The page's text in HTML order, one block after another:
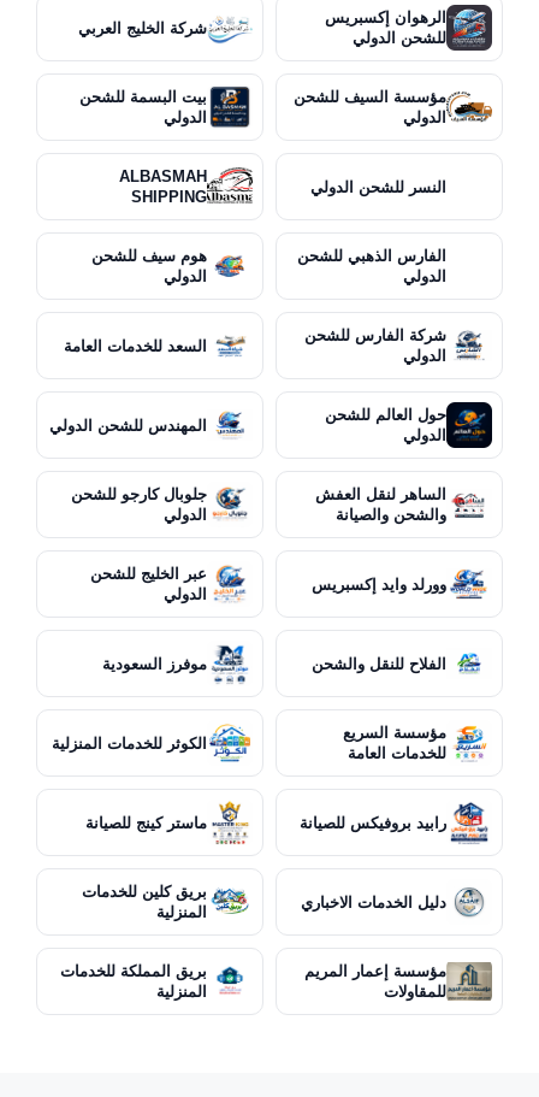
الرهوان إكسبريس
للشحن الدولي
شركة الخليج العربي
مؤسسة السيف للشحن
الدولي
بيت البسمة للشحن
الدولي
النسر للشحن الدولي
ALBASMAH
SHIPPING
الفارس الذهبي للشحن
الدولي
هوم سيف للشحن
الدولي
شركة الفارس للشحن
الدولي
السعد للخدمات العامة
حول العالم للشحن
الدولي
المهندس للشحن الدولي
الساهر لنقل العفش
والشحن والصيانة
جلوبال كارجو للشحن
الدولي
وورلد وايد إكسبريس
عبر الخليج للشحن
الدولي
الفلاح للنقل والشحن موفرز السعودية
مؤسسة السريع
للخدمات العامة
الكوثر للخدمات المنزلية
رابيد بروفيكس للصيانة ماستر كينج للصيانة
دليل الخدمات الاخباري
بريق كلين للخدمات
المنزلية
مؤسسة إعمار المريم
للمقاولات
بريق المملكة للخدمات
المنزلية